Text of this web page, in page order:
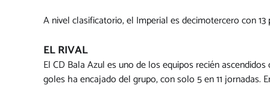
A nivel clasificatorio, el Imperial es decimotercero con
EL RIVAL
El CD Bala Azul es uno de los equipos recién
goles ha encajado del grupo, con solo 5 en 11 jornadas.